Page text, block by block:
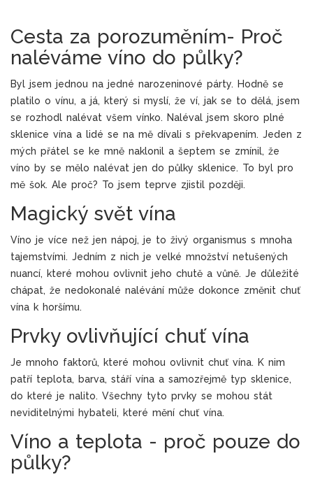
Cesta za porozuměním- Proč
naléváme víno do půlky?
Byl jsem jednou na jedné narozeninové párty. Hodně se
platilo o vínu, a já, který si myslí, že ví, jak se to dělá, jsem
se rozhodl nalévat všem vínko. Naléval jsem skoro plné
sklenice vína a lidé se na mě dívali s překvapením. Jeden z
mých přátel se ke mně naklonil a šeptem se zmínil, že
víno by se mělo nalévat jen do půlky sklenice. To byl pro
mě šok. Ale proč? To jsem teprve zjistil později.
Magický svět vína
Víno je více než jen nápoj, je to živý organismus s mnoha
tajemstvími. Jedním z nich je velké množství netušených
nuancí, které mohou ovlivnit jeho chutě a vůně. Je důležité
chápat, že nedokonalé nalévání může dokonce změnit chuť
vína k horšímu.
Prvky ovlivňující chuť vína
Je mnoho faktorů, které mohou ovlivnit chuť vína. K nim
patří teplota, barva, stáří vína a samozřejmě typ sklenice,
do které je nalito. Všechny tyto prvky se mohou stát
neviditelnými hybateli, které mění chuť vína.
Víno a teplota - proč pouze do
půlky?